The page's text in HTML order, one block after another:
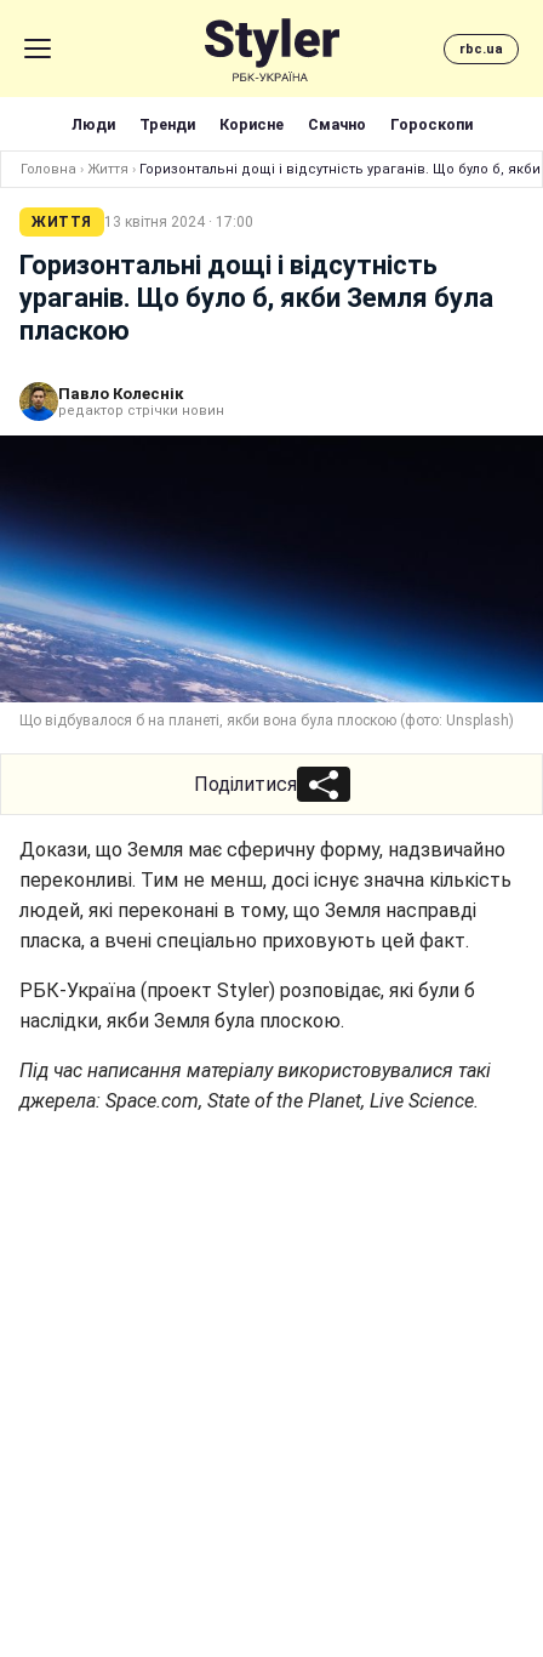
rbc.ua
Люди Тренди Корисне Смачно Гороскопи
Головна › Життя › Горизонтальні дощі і відсутність ураганів. Що було б,
ЖИТТЯ 13 квітня 2024 · 17:00
Горизонтальні дощі і відсутність
ураганів. Що було б, якби Земля була
пласкою
Павло Колеснік
редактор стрічки новин
Що відбувалося б на планеті, якби вона була плоскою (фото: Unsplash)
Поділитися
Докази, що Земля має сферичну форму, надзвичайно
переконливі. Тим не менш, досі існує значна кількість
людей, які переконані в тому, що Земля насправді
пласка, а вчені спеціально приховують цей факт.
РБК-Україна (проект Styler) розповідає, які були б
наслідки, якби Земля була плоскою.
Під час написання матеріалу використовувалися такі
джерела: Space.com, State of the Planet, Live Science.